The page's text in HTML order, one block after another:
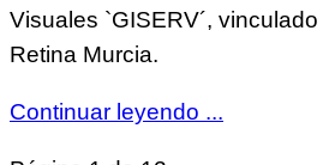
Visuales `GISERV´,
Retina Murcia.
Continuar leyendo ...